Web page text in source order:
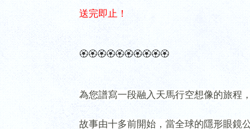
送完即止！
🏵🏵🏵🏵🏵🏵🏵🏵🏵🏵
為您譜寫一段融入天馬行空想像的旅程
故事由十多前開始，當全球的隱形眼鏡